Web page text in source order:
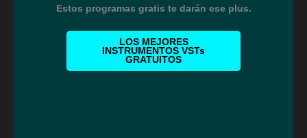
Estos programas gratis te darán ese plus.
LOS MEJORES
INSTRUMENTOS VSTs
GRATUITOS